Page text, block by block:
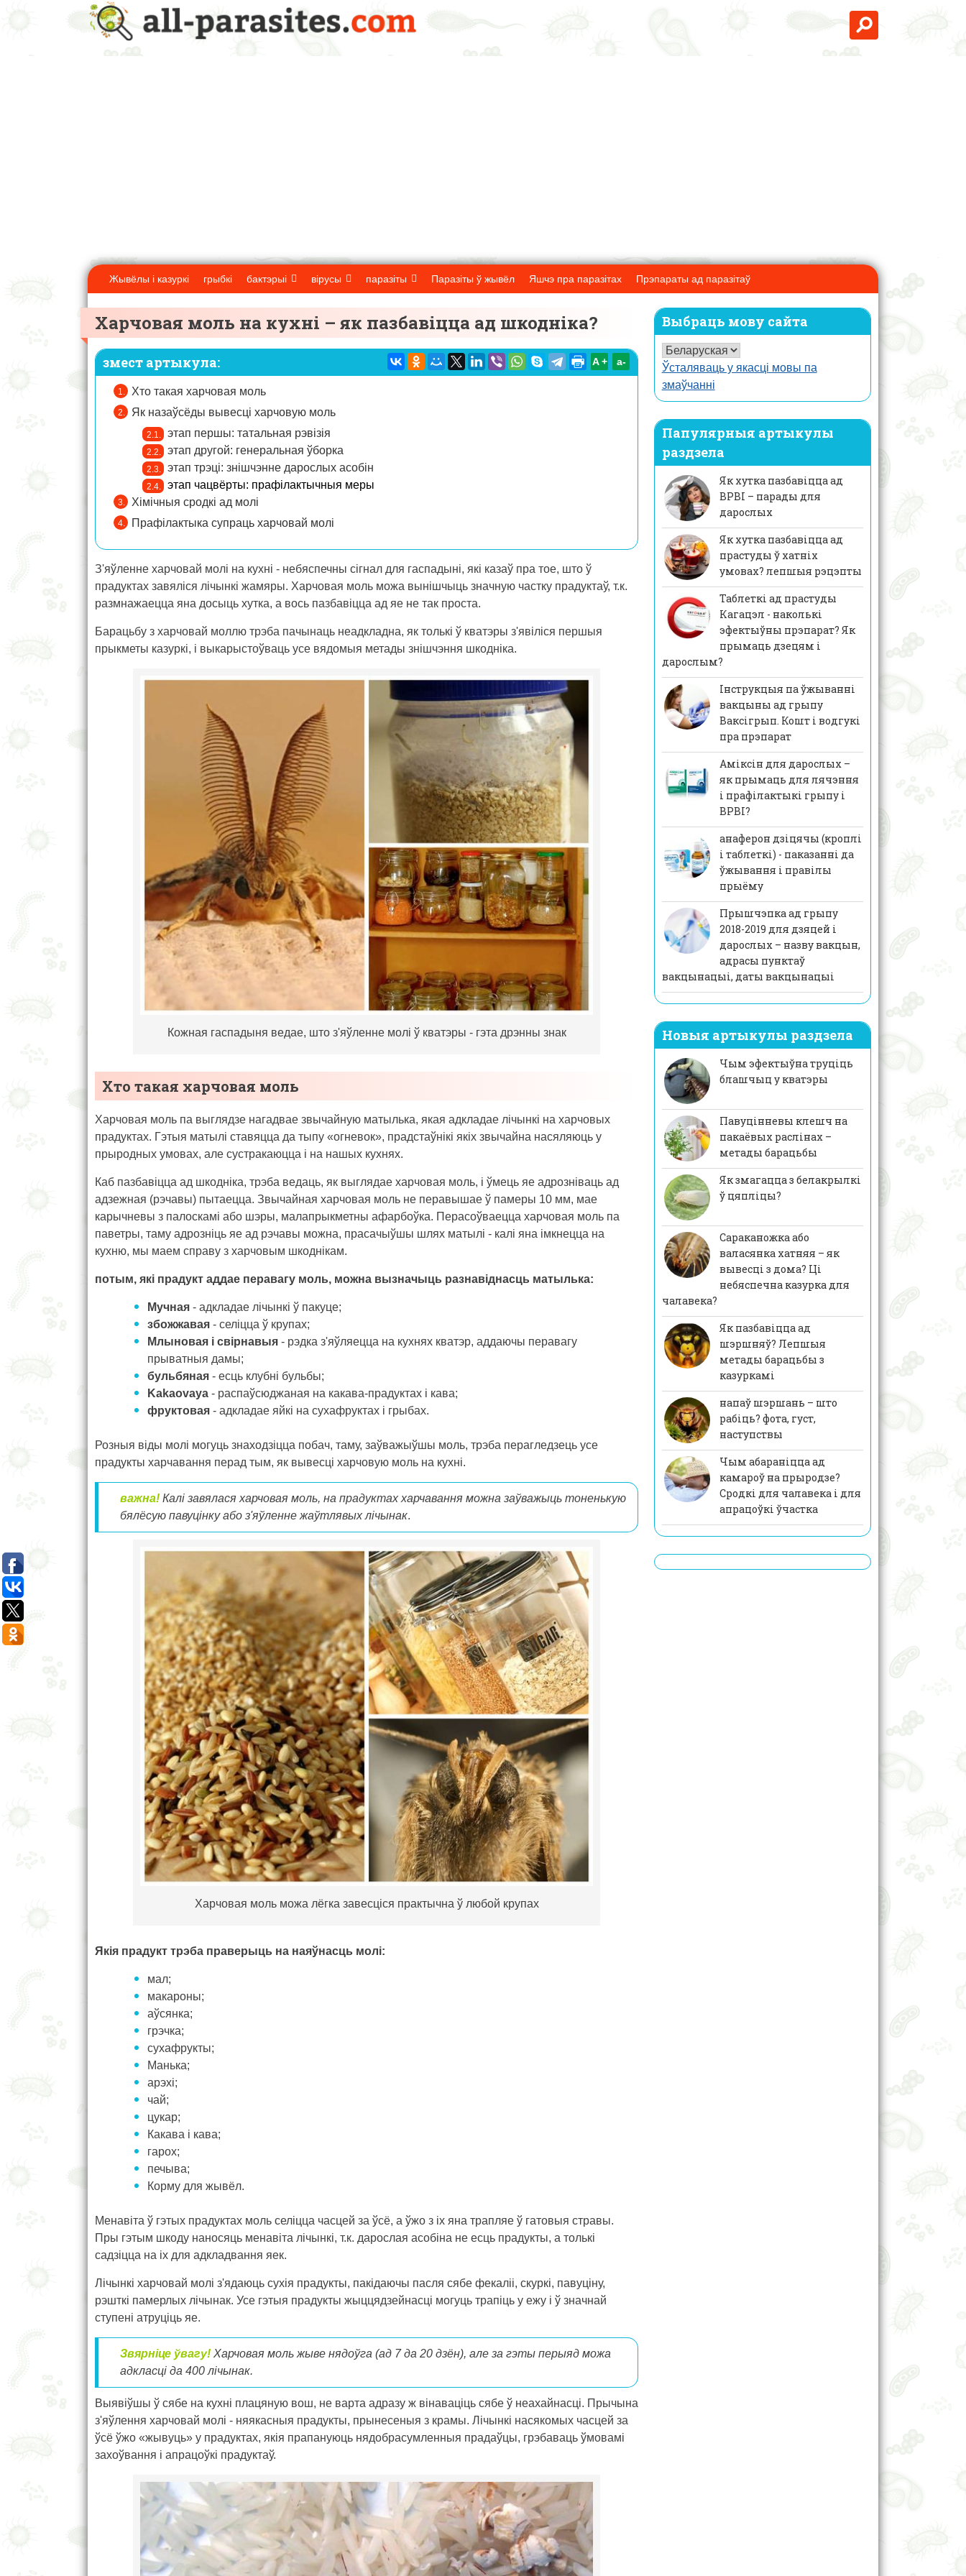
Жывёлы і казуркі грыбкі бактэрыі вірусы паразіты Паразіты ў жывёл Яшчэ пра паразітах Прэпараты ад паразітаў
Харчовая моль на кухні – як пазбавіцца ад шкодніка?
змест артыкула:
Хто такая харчовая моль
Як назаўсёды вывесці харчовую моль
этап першы: татальная рэвізія
этап другой: генеральная ўборка
этап трэці: знішчэнне дарослых асобін
этап чацвёрты: прафілактычныя меры
Хімічныя сродкі ад молі
Прафілактыка супраць харчовай молі
A + а-
З'яўленне харчовай молі на кухні - небяспечны сігнал для гаспадыні, які казаў пра тое, што ў
прадуктах завяліся лічынкі жамяры. Харчовая моль можа вынішчыць значную частку прадуктаў, т.к.
размнажаецца яна досыць хутка, а вось пазбавіцца ад яе не так проста.
Барацьбу з харчовай моллю трэба пачынаць неадкладна, як толькі ў кватэры з'явіліся першыя
прыкметы казуркі, і выкарыстоўваць усе вядомыя метады знішчэння шкодніка.
Кожная гаспадыня ведае, што з'яўленне молі ў кватэры - гэта дрэнны знак
Хто такая харчовая моль
Харчовая моль па выглядзе нагадвае звычайную матылька, якая адкладае лічынкі на харчовых
прадуктах. Гэтыя матылі ставяцца да тыпу «огневок», прадстаўнікі якіх звычайна насяляюць у
прыродных умовах, але сустракаюцца і на нашых кухнях.
Каб пазбавіцца ад шкодніка, трэба ведаць, як выглядае харчовая моль, і ўмець яе адрозніваць ад
адзежная (рэчавы) пытаецца. Звычайная харчовая моль не перавышае ў памеры 10 мм, мае
карычневы з палоскамі або шэры, малапрыкметны афарбоўка. Перасоўваецца харчовая моль па
паветры, таму адрозніць яе ад рэчавы можна, прасачыўшы шлях матылі - калі яна імкнецца на
кухню, мы маем справу з харчовым шкоднікам.
потым, які прадукт аддае перавагу моль, можна вызначыць разнавіднасць матылька:
Мучная - адкладае лічынкі ў пакуце;
збожжавая - селіцца ў крупах;
Млыновая і свірнавыя - рэдка з'яўляецца на кухнях кватэр, аддаючы перавагу
прыватныя дамы;
бульбяная - есць клубні бульбы;
Kakaovaya - распаўсюджаная на какава-прадуктах і кава;
фруктовая - адкладае яйкі на сухафруктах і грыбах.
Розныя віды молі могуць знаходзіцца побач, таму, заўважыўшы моль, трэба перагледзець усе
прадукты харчавання перад тым, як вывесці харчовую моль на кухні.
важна! Калі завялася харчовая моль, на прадуктах харчавання можна заўважыць тоненькую
бялёсую павуцінку або з'яўленне жаўтлявых лічынак.
Харчовая моль можа лёгка завесціся практычна ў любой крупах
Якія прадукт трэба праверыць на наяўнасць молі:
мал;
макароны;
аўсянка;
грэчка;
сухафрукты;
Манька;
арэхі;
чай;
цукар;
Какава і кава;
гарох;
печыва;
Корму для жывёл.
Менавіта ў гэтых прадуктах моль селіцца часцей за ўсё, а ўжо з іх яна трапляе ў гатовыя стравы.
Пры гэтым шкоду наносяць менавіта лічынкі, т.к. дарослая асобіна не есць прадукты, а толькі
садзіцца на іх для адкладвання яек.
Лічынкі харчовай молі з'ядаюць сухія прадукты, пакідаючы пасля сябе фекаліі, скуркі, павуціну,
рэшткі памерлых лічынак. Усе гэтыя прадукты жыццядзейнасці могуць трапіць у ежу і ў значнай
ступені атруціць яе.
Звярніце ўвагу! Харчовая моль жыве нядоўга (ад 7 да 20 дзён), але за гэты перыяд можа
адкласці да 400 лічынак.
Выявіўшы ў сябе на кухні плацяную вош, не варта адразу ж вінаваціць сябе ў неахайнасці. Прычына
з'яўлення харчовай молі - няякасныя прадукты, прынесеныя з крамы. Лічынкі насякомых часцей за
ўсё ўжо «жывуць» у прадуктах, якія прапануюць нядобрасумленныя прадаўцы, грэбаваць ўмовамі
захоўвання і апрацоўкі прадуктаў.
Выбраць мову сайта
Ўсталяваць у якасці мовы па
змаўчанні
Папулярныя артыкулы
раздзела
Як хутка пазбавіцца ад
ВРВІ – парады для
дарослых
Як хутка пазбавіцца ад
прастуды ў хатніх
умовах? лепшыя рэцэпты
Таблеткі ад прастуды
Кагацэл - наколькі
эфектыўны прэпарат? Як
прымаць дзецям і
дарослым?
Інструкцыя па ўжыванні
вакцыны ад грыпу
Ваксігрып. Кошт і водгукі
пра прэпарат
Аміксін для дарослых –
як прымаць для лячэння
і прафілактыкі грыпу і
ВРВІ?
анаферон дзіцячы (кроплі
і таблеткі) - паказанні да
ўжывання і правілы
прыёму
Прышчэпка ад грыпу
2018-2019 для дзяцей і
дарослых – назву вакцын,
адрасы пунктаў
вакцынацыі, даты вакцынацыі
Новыя артыкулы раздзела
Чым эфектыўна труціць
блашчыц у кватэры
Павуцінневы клешч на
пакаёвых раслінах –
метады барацьбы
Як змагацца з белакрылкі
ў цяпліцы?
Сараканожка або
валасянка хатняя – як
вывесці з дома? Ці
небяспечна казурка для
чалавека?
Як пазбавіцца ад
шэршняў? Лепшыя
метады барацьбы з
казуркамі
напаў шэршань – што
рабіць? фота, густ,
наступствы
Чым абараніцца ад
камароў на прыродзе?
Сродкі для чалавека і для
апрацоўкі ўчастка